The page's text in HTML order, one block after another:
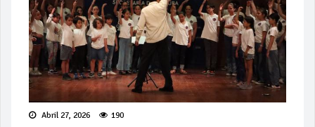
Abril 27, 2026 190